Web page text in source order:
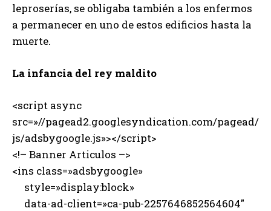
leproserías, se obligaba también a los enfermos
a permanecer en uno de estos edificios hasta la
muerte.
La infancia del rey maldito
<script async
src=»//pagead2.googlesyndication.com/pagead/
js/adsbygoogle.js»></script>
<!– Banner Articulos –>
<ins class=»adsbygoogle»
style=»display:block»
data-ad-client=»ca-pub-2257646852564604″